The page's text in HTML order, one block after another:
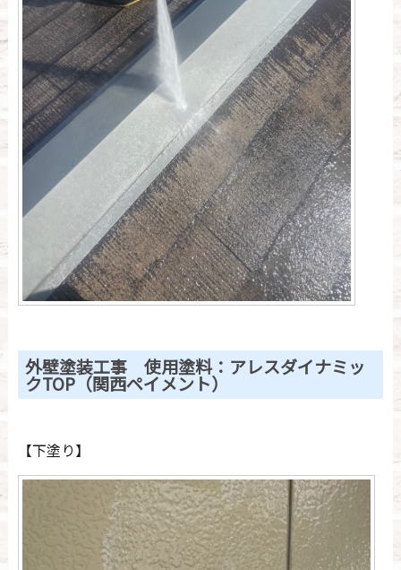
外壁塗装工事 使用塗料：アレスダイナミッ
クTOP（関西ペイメント）
【下塗り】